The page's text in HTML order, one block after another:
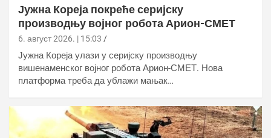
Јужна Кореја покреће серијску
производњу војног робота Арион-СМЕТ
6. август 2026. | 15:03
Јужна Кореја улази у серијску производњу
вишенаменског војног робота Арион-СМЕТ. Нова
платформа треба да ублажи мањак…